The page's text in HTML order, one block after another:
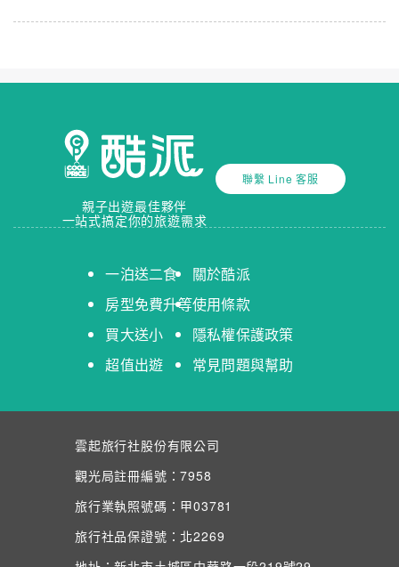
親子出遊最佳夥伴
一站式搞定你的旅遊需求
聯繫 Line 客服
一泊送二食
房型免費升等
買大送小
超值出遊
關於酷派
使用條款
隱私權保護政策
常見問題與幫助
雲起旅行社股份有限公司
觀光局註冊編號：7958
旅行業執照號碼：甲03781
旅行社品保證號：北2269